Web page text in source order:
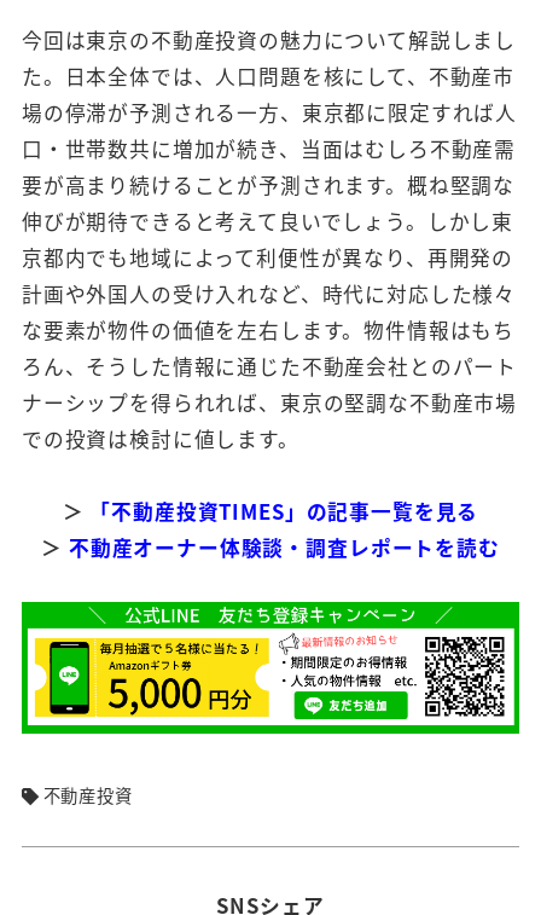
今回は東京の不動産投資の魅力について解説しまし
た。日本全体では、人口問題を核にして、不動産市
場の停滞が予測される一方、東京都に限定すれば人
口・世帯数共に増加が続き、当面はむしろ不動産需
要が高まり続けることが予測されます。概ね堅調な
伸びが期待できると考えて良いでしょう。しかし東
京都内でも地域によって利便性が異なり、再開発の
計画や外国人の受け入れなど、時代に対応した様々
な要素が物件の価値を左右します。物件情報はもち
ろん、そうした情報に通じた不動産会社とのパート
ナーシップを得られれば、東京の堅調な不動産市場
での投資は検討に値します。
＞
「不動産投資TIMES」の記事一覧を見る
＞ 不動産オーナー体験談・調査レポートを読む
不動産投資
SNSシェア